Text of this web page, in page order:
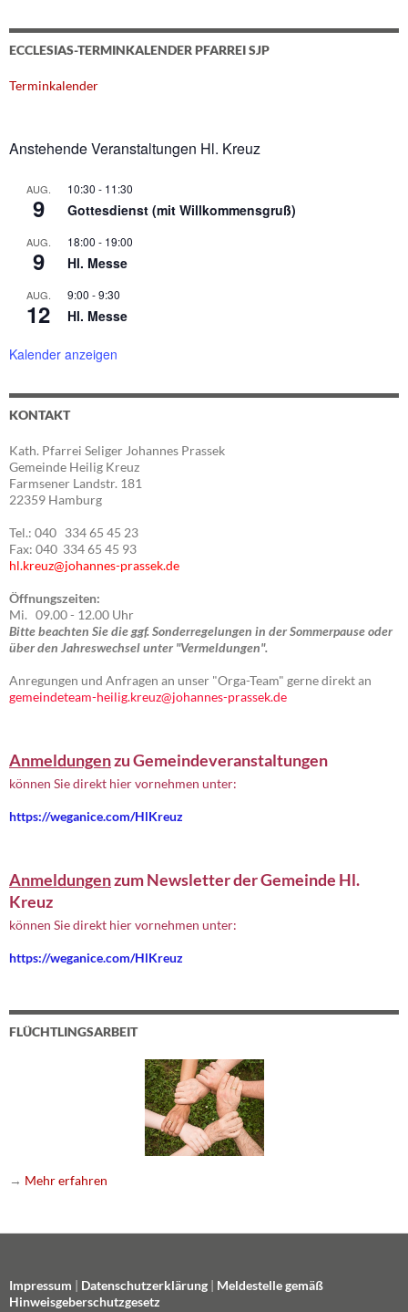
ECCLESIAS-TERMINKALENDER PFARREI SJP
Terminkalender
Anstehende Veranstaltungen Hl. Kreuz
AUG.
9
10:30 - 11:30
Gottesdienst (mit Willkommensgruß)
AUG.
9
18:00 - 19:00
Hl. Messe
AUG.
12
9:00 -9:30
Hl. Messe
Kalender anzeigen
KONTAKT
Kath. Pfarrei Seliger Johannes Prassek
Gemeinde Heilig Kreuz
Farmsener Landstr. 181
22359 Hamburg
Tel.: 040 334 65 45 23
Fax: 040 334 65 45 93
hl.kreuz@johannes-prassek.de
Öffnungszeiten:
Mi. 09.00 - 12.00 Uhr
Bitte beachten Sie die ggf. Sonderregelungen in der Sommerpause oder
über den Jahreswechsel unter "Vermeldungen".
Anregungen und Anfragen an unser "Orga-Team" gerne direkt an
gemeindeteam-heilig.kreuz@johannes-prassek.de
Anmeldungenzu Gemeindeveranstaltungen
können Sie direkt hier vornehmen unter:
https://weganice.com/HlKreuz
Anmeldungenzum Newsletter der Gemeinde Hl.
Kreuz
können Sie direkt hier vornehmen unter:
https://weganice.com/HlKreuz
FLÜCHTLINGSARBEIT
→ Mehr erfahren
Impressum | Datenschutzerklärung | Meldestelle gemäß
Hinweisgeberschutzgesetz